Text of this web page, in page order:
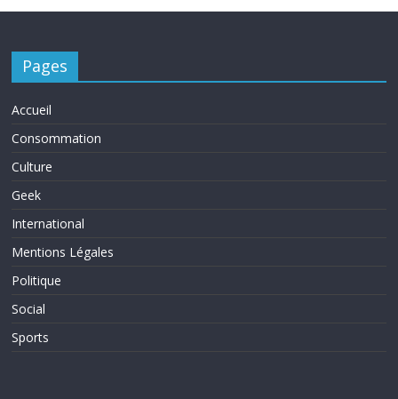
Pages
Accueil
Consommation
Culture
Geek
International
Mentions Légales
Politique
Social
Sports